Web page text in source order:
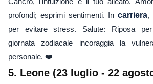
profondi; esprimi sentimenti. In carriera,
per evitare stress. Salute: Riposa
giornata zodiacale incoraggia la
personale. ❤️
5. Leone (23 luglio - 22